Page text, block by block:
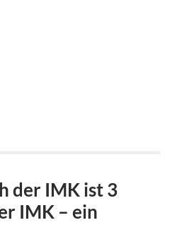
der IMK ist 3
IMK – ein